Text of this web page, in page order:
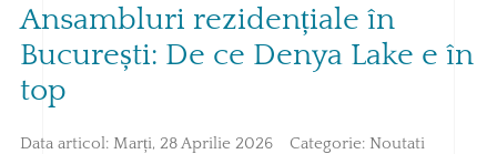
Ansambluri rezidențiale în
București: De ce Denya Lake e în
top
Data articol: Marți, 28 Aprilie 2026 Categorie: Noutati